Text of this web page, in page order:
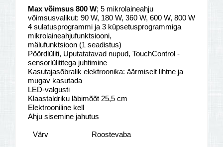
Max võimsus 800 W; 5 mikrolaineahju
võimsusvalikut: 90 W, 180 W, 360 W, 600 W, 800 W
4 sulatusprogrammi ja 3 küpsetusprogrammiga
mikrolaineahjufunktsiooni,
mälufunktsioon (1 seadistus)
Pöördlüliti, Uputatatavad nupud, TouchControl -
sensorlülititega juhtimine
Kasutajasõbralik elektroonika: äärmiselt lihtne ja
mugav kasutada
LED-valgusti
Klaastaldriku läbimõõt 25,5 cm
Elektrooniline kell
Ahju sisemine jahutus
Värv Roostevaba